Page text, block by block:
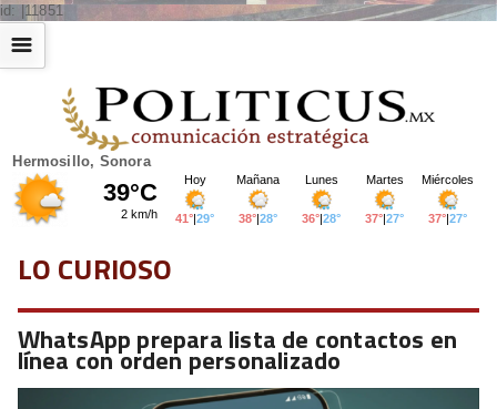
id: |11851
Hermosillo, Sonora
☰
LO CURIOSO
WhatsApp prepara lista de contactos en
línea con orden personalizado